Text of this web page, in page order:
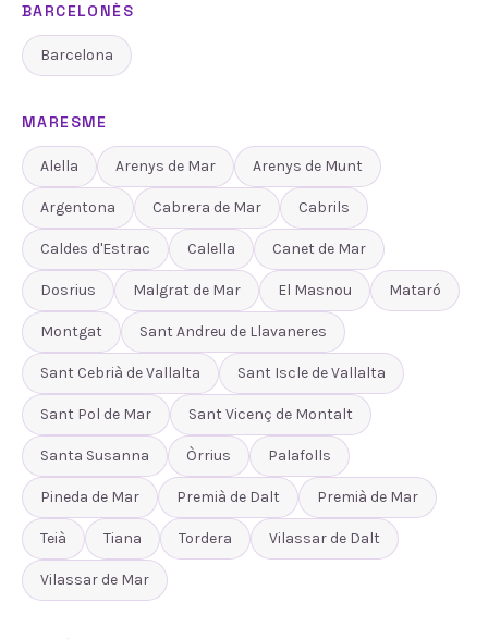
BARCELONÈS
Barcelona
MARESME
Alella Arenys de Mar Arenys de Munt
Argentona Cabrera de Mar Cabrils
Caldes d'Estrac Calella Canet de Mar
Dosrius Malgrat de Mar El Masnou Mataró
Montgat Sant Andreu de Llavaneres
Sant Cebrià de Vallalta Sant Iscle de Vallalta
Sant Pol de Mar Sant Vicenç de Montalt
Santa Susanna Òrrius Palafolls
Pineda de Mar Premià de Dalt Premià de Mar
Teià Tiana Tordera Vilassar de Dalt
Vilassar de Mar